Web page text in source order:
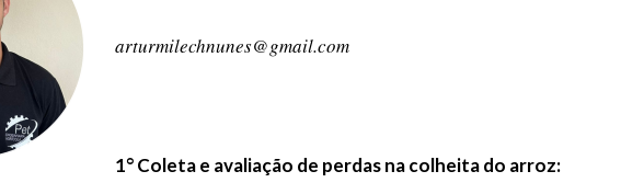
arturmilechnunes@gmail.com
1° Coleta e avaliação de perdas na colheita do arroz: